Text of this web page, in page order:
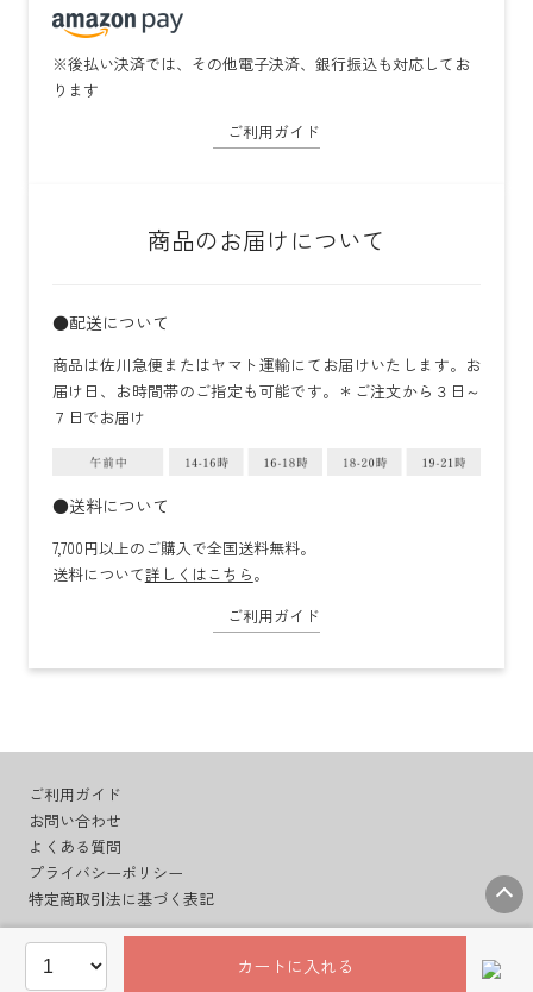
カートに入れる
※後払い決済では、その他電子決済、銀行振込も対応してお
ります
ご利用ガイド
商品のお届けについて
●配送について
商品は佐川急便またはヤマト運輸にてお届けいたします。お
届け日、お時間帯のご指定も可能です。＊ご注文から３日～
７日でお届け
●送料について
7,700円以上のご購入で全国送料無料。
送料について詳しくはこちら。
ご利用ガイド
ご利用ガイド
お問い合わせ
よくある質問
プライバシーポリシー
特定商取引法に基づく表記
© BudoonoMori Co.,Ltd.